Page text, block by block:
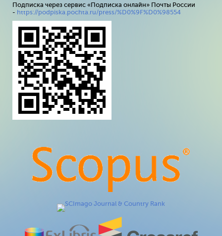
Подписка через сервис «Подписка онлайн» Почты России
- https://podpiska.pochta.ru/press/%D0%9F%D0%98554